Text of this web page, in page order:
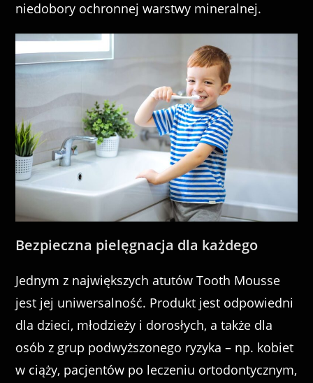
niedobory ochronnej warstwy mineralnej.
Bezpieczna pielęgnacja dla każdego
Jednym z największych atutów Tooth Mousse
jest jej uniwersalność. Produkt jest odpowiedni
dla dzieci, młodzieży i dorosłych, a także dla
osób z grup podwyższonego ryzyka – np. kobiet
w ciąży, pacjentów po leczeniu ortodontycznym,